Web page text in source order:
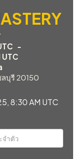
-
ลบุรี 20150
8:30 AM UTC